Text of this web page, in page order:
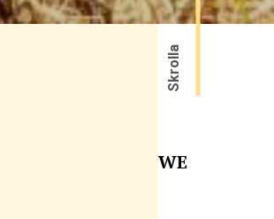
Skrolla
VARFÖR ZIMBABWE